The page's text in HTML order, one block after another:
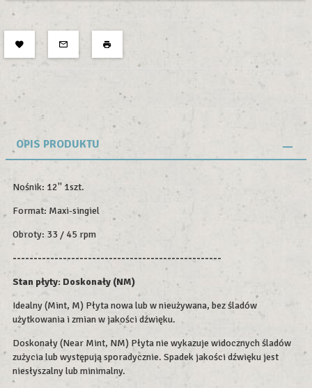
OPIS PRODUKTU
Nośnik: 12'' 1szt.
Format: Maxi-singiel
Obroty: 33 / 45 rpm
--------------------------------------------------
Stan płyty: Doskonały (NM)
Idealny (Mint, M) Płyta nowa lub w nieużywana, bez śladów
użytkowania i zmian w jakości dźwięku.
Doskonały (Near Mint, NM) Płyta nie wykazuje widocznych śladów
zużycia lub występują sporadycznie. Spadek jakości dźwięku jest
niesłyszalny lub minimalny.